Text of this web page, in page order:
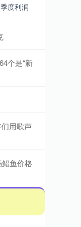
度利润
个是“新
用歌声
鱼价格